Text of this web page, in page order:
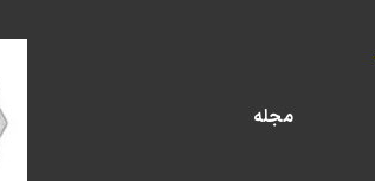
مجله